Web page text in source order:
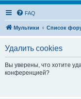
FAQ
Мультики Список
Удалить cookies
Вы уверены, что хотите
конференцией?